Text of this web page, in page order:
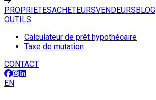
PROPRIETESACHETEURSVENDEURSBLOG
OUTILS
Calculateur de prêt hypothécaire
Taxe de mutation
CONTACT
EN